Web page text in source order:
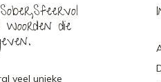
die
veel unieke